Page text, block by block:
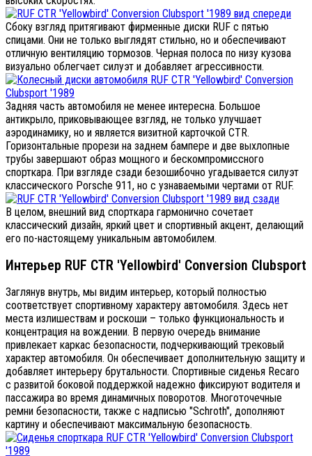
Сбоку взгляд притягивают фирменные диски RUF с пятью
спицами. Они не только выглядят стильно, но и обеспечивают
отличную вентиляцию тормозов. Черная полоса по низу кузова
визуально облегчает силуэт и добавляет агрессивности.
Задняя часть автомобиля не менее интересна. Большое
антикрыло, приковывающее взгляд, не только улучшает
аэродинамику, но и является визитной карточкой CTR.
Горизонтальные прорези на заднем бампере и две выхлопные
трубы завершают образ мощного и бескомпромиссного
спорткара. При взгляде сзади безошибочно угадывается силуэт
классического Porsche 911, но с узнаваемыми чертами от RUF.
В целом, внешний вид спорткара гармонично сочетает
классический дизайн, яркий цвет и спортивный акцент, делающий
его по-настоящему уникальным автомобилем.
Интерьер RUF CTR 'Yellowbird' Conversion Clubsport
Заглянув внутрь, мы видим интерьер, который полностью
соответствует спортивному характеру автомобиля. Здесь нет
места излишествам и роскоши – только функциональность и
концентрация на вождении. В первую очередь внимание
привлекает каркас безопасности, подчеркивающий трековый
характер автомобиля. Он обеспечивает дополнительную защиту и
добавляет интерьеру брутальности. Спортивные сиденья Recaro
с развитой боковой поддержкой надежно фиксируют водителя и
пассажира во время динамичных поворотов. Многоточечные
ремни безопасности, также с надписью "Schroth", дополняют
картину и обеспечивают максимальную безопасность.